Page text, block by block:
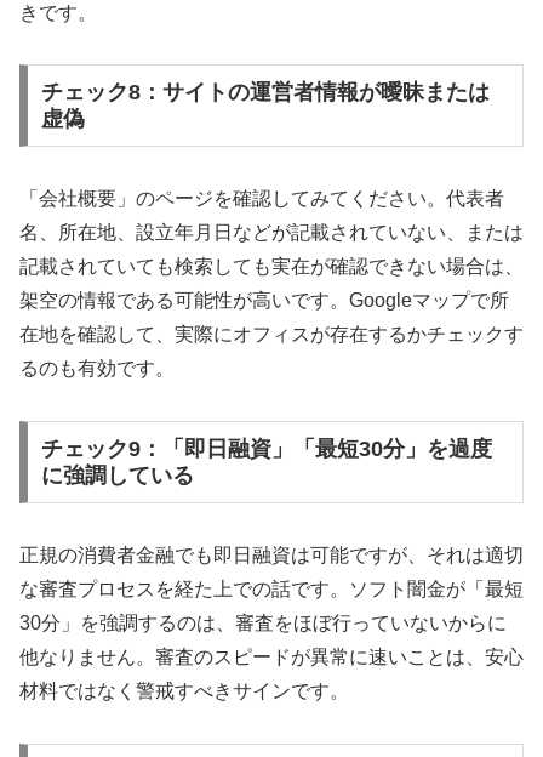
きです。
チェック8：サイトの運営者情報が曖昧または
虚偽
「会社概要」のページを確認してみてください。代表者
名、所在地、設立年月日などが記載されていない、または
記載されていても検索しても実在が確認できない場合は、
架空の情報である可能性が高いです。Googleマップで所
在地を確認して、実際にオフィスが存在するかチェックす
るのも有効です。
チェック9：「即日融資」「最短30分」を過度
に強調している
正規の消費者金融でも即日融資は可能ですが、それは適切
な審査プロセスを経た上での話です。ソフト闇金が「最短
30分」を強調するのは、審査をほぼ行っていないからに
他なりません。審査のスピードが異常に速いことは、安心
材料ではなく警戒すべきサインです。